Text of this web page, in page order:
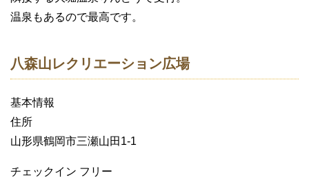
温泉もあるので最高です。
八森山レクリエーション広場
基本情報
住所
山形県鶴岡市三瀬山田1-1
チェックイン フリー